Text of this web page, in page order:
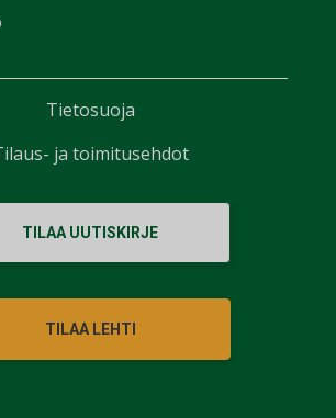
TILAA UUTISKIRJE
TILAA LEHTI
Tietosuoja
ja toimitusehdot